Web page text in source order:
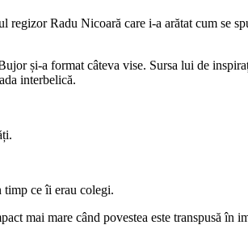
Radu Nicoară care i-a arătat cum se
și-a format câteva vise. Sursa lui de
interbelică.
ce îi erau colegi.
mai mare când povestea este transpusă în